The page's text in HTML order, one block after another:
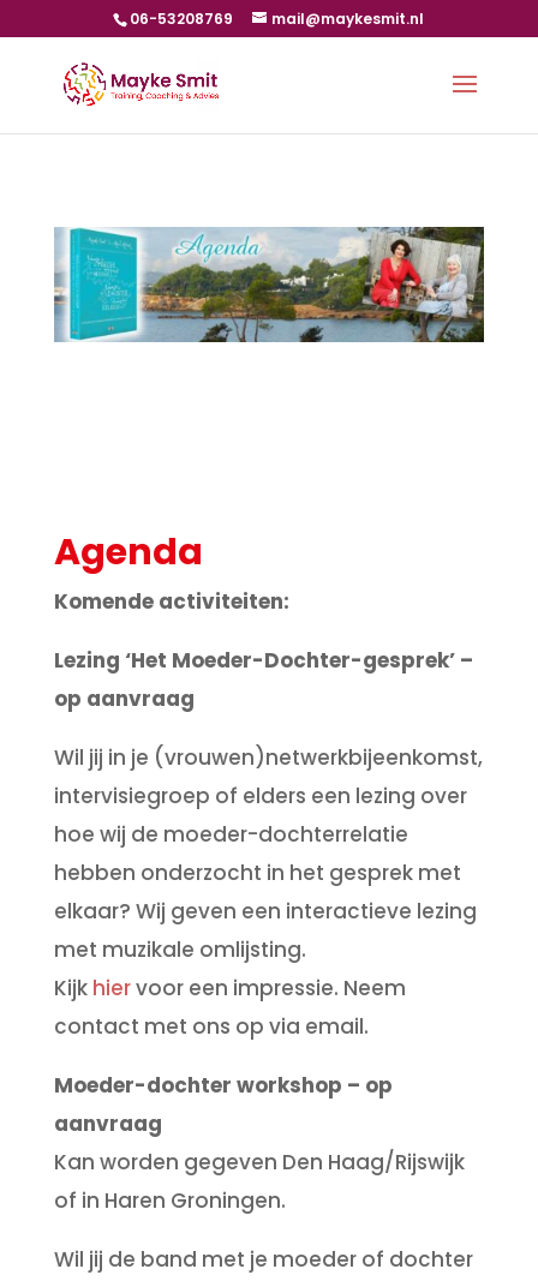
06-53208769 mail@maykesmit.nl
Agenda
Komende activiteiten:
Lezing ‘Het Moeder-Dochter-gesprek’ –
op aanvraag
Wil jij in je (vrouwen)netwerkbijeenkomst,
intervisiegroep of elders een lezing over
hoe wij de moeder-dochterrelatie
hebben onderzocht in het gesprek met
elkaar? Wij geven een interactieve lezing
met muzikale omlijsting.
Kijk hiervoor een impressie. Neem
contact met ons op via email.
Moeder-dochter workshop – op
aanvraag
Kan worden gegeven Den Haag/Rijswijk
of in Haren Groningen.
Wil jij de band met je moeder of dochter